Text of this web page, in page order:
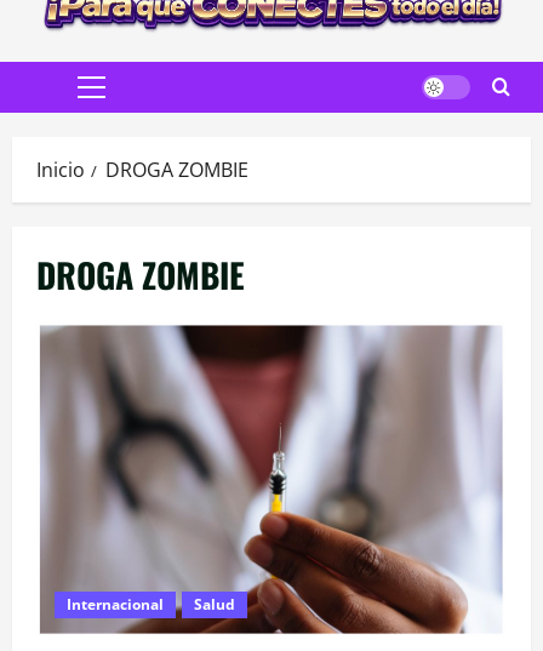
Menú
Inicio DROGA ZOMBIE
DROGA ZOMBIE
Internacional Salud